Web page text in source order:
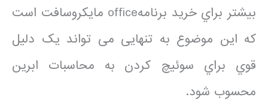
بیشتر براي خرید برنامهoffice مایکروسافت است
که این موضوع به تنهایی می تواند یک دلیل
قوي براي سوئیچ کردن به محاسبات ابرین
محسوب شود.